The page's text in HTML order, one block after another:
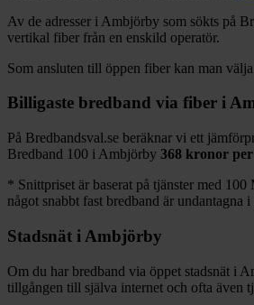
Av de adresser i Ambjörby som sökts på
vertikal fiber från en enskild operatör.
Som ansluten till öppen fiber kan man
Billigaste bredband via fiber i
På Bredbandsval.se beräknar vi ett
Bredband 100 i Ambjörby 368 kronor
* Snittpriset är baserat på tjänster med 100
något snabbt fast bredband är undantagna i
Stadsnät i Ambjörby
Om du har bredband via öppet stadsnät i
tillgången till själva internet och ofta även